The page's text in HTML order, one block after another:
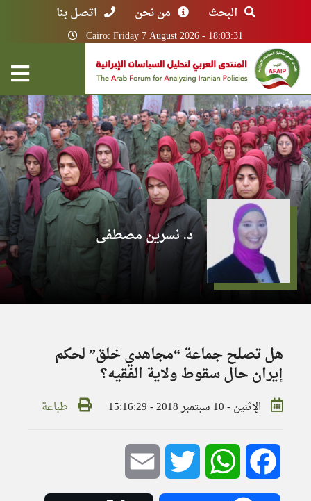
البحث من نحن اتصل بنا
Cairo: Friday 7 August 2026 - 18:03:31
د. نسرين مصطفى
هل تصلح جماعة “مجاهدي خلق” لحكم
إيران حال سقوط ولاية الفقيه؟
الإثنين - 10 سبتمبر 2018 - 15:16:29 طباعة
Facebook
WhatsApp
Twitter